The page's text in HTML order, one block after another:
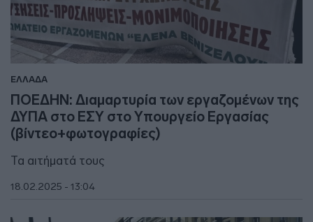
ΕΛΛΑΔΑ
ΠΟΕΔΗΝ: Διαμαρτυρία των εργαζομένων της
ΔΥΠΑ στο ΕΣΥ στο Υπουργείο Εργασίας
(βίντεο+φωτογραφίες)
Τα αιτήματά τους
18.02.2025 - 13:04